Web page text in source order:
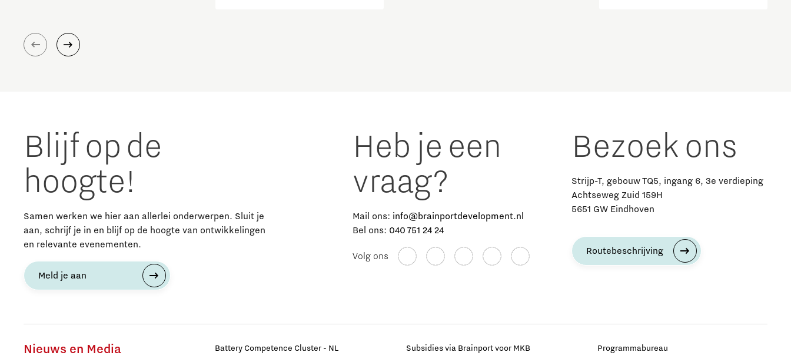
Blijf op de
hoogte!
Samen werken we hier aan allerlei onderwerpen. Sluit je
aan, schrijf je in en blijf op de hoogte van ontwikkelingen
en relevante evenementen.
Meld je aan
Heb je een
vraag?
Mail ons: info@brainportdevelopment.nl
Bel ons: 040 751 24 24
Volg ons
Bezoek ons
Strijp-T, gebouw TQ5, ingang 6, 3e verdieping
Achtseweg Zuid 159H
5651 GW Eindhoven
Routebeschrijving
Nieuws en Media
Battery Competence Cluster - NL
Subsidies via Brainport voor MKB
Programmabureau